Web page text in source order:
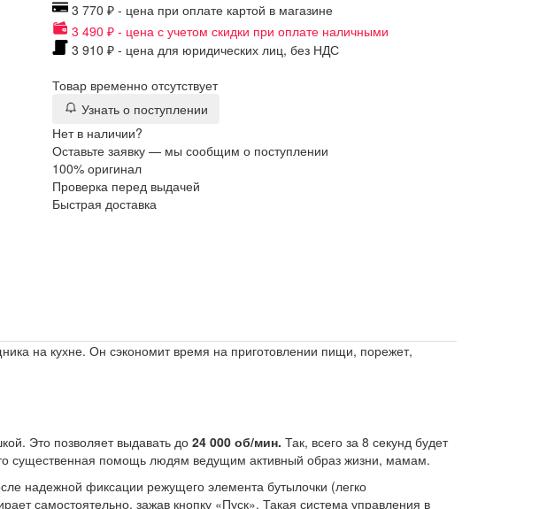
3 770 ₽ - цена при оплате картой в магазине
3 490 ₽ - цена с учетом скидки при оплате наличными
3 910 ₽ - цена для юридических лиц, без НДС
Товар временно отсутствует
Узнать о поступлении
Нет в наличии?
Оставьте заявку — мы сообщим о поступлении
100% оригинал
Проверка перед выдачей
Быстрая доставка
на кухне. Он сэкономит время на приготовлении пищи, порежет,
Это позволяет выдавать до 24 000 об/мин. Так, всего за 8 секунд будет
существенная помощь людям ведущим активный образ жизни, мамам.
надежной фиксации режущего элемента бутылочки (легко
самостоятельно, зажав кнопку «Пуск». Такая система управления в